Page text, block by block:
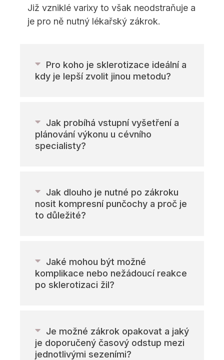
Již vzniklé varixy to však neodstraňuje a
je pro ně nutný lékařský zákrok.
Pro koho je sklerotizace ideální a
kdy je lepší zvolit jinou metodu?
Jak probíhá vstupní vyšetření a
plánování výkonu u cévního
specialisty?
Jak dlouho je nutné po zákroku
nosit kompresní punčochy a proč je
to důležité?
Jaké mohou být možné
komplikace nebo nežádoucí reakce
po sklerotizaci žil?
Je možné zákrok opakovat a jaký
je doporučený časový odstup mezi
jednotlivými sezeními?